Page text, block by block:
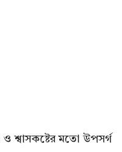
শ্বাসকষ্টের মতো উপসর্গ